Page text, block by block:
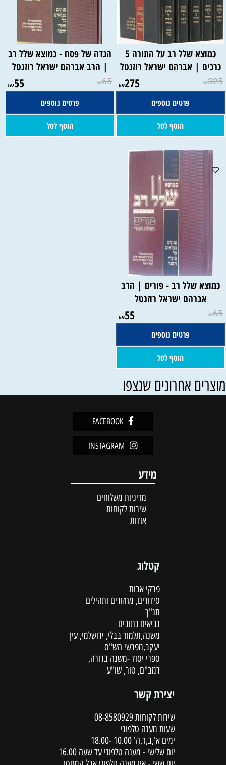
כמוצא שלל רב על התורה 5
כרכים | אברהם ישראל רוזנטל
₪325
₪275
פרטים נוספים
הוסף לסל
הגדה של פסח - כמוצא שלל רב
| הרב אברהם ישראל רוזנטל
₪65
₪55
פרטים נוספים
הוסף לסל
כמוצא שלל רב - פורים | הרב
אברהם ישראל רוזנטל
₪65
₪55
פרטים נוספים
הוסף לסל
אחרונים שנצפו
FACEBOOK
INSTAGRAM
מידע
מדיניות משלוחים
שירות לקוחות
אודות
קטלוג
פרקי אבות
סידורים, מחזורים ותהילים
תנ"ך
נביאים כתובים
משנה,תלמוד בבלי, ירושלמי, עין
יעקב,מפרשי הש"ס
ספרי יסוד -משנה ברורה,
רמב"ם, טור, שו"ע
יצירת קשר
שירות לקוחות 08-8580929
שעות מענה טלפוני
ימים א',ב,ד,ה' 10.00 -18.00
יום שלישי - מענה טלפוני עד שעה 16.00